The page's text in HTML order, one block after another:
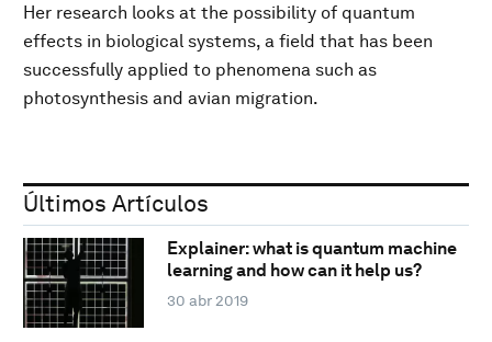
Her research looks at the possibility of quantum
effects in biological systems, a field that has been
successfully applied to phenomena such as
photosynthesis and avian migration.
Últimos Artículos
Explainer: what is quantum machine
learning and how can it help us?
30 abr 2019